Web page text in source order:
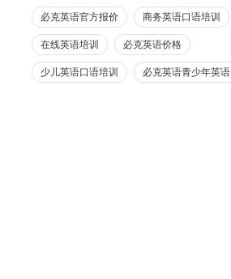
必克英语官方报价 商务英语口语培训
在线英语培训 必克英语价格
少儿英语口语培训 必克英语青少年英语